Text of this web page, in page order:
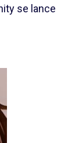
se lance